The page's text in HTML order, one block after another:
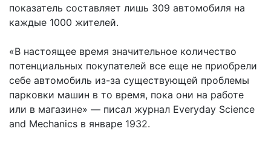
показатель составляет лишь 309 автомобиля на
каждые 1000 жителей.
«В настоящее время значительное количество
потенциальных покупателей все еще не приобрели
себе автомобиль из-за существующей проблемы
парковки машин в то время, пока они на работе
или в магазине» — писал журнал Everyday Science
and Mechanics в январе 1932.